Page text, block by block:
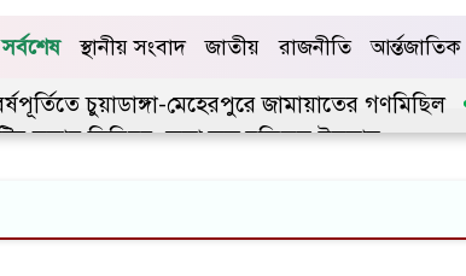
সর্বশেষ স্থানীয় সংবাদ জাতীয় রাজনীতি আর্ন্তজাতিক
চুয়াডাঙ্গা-মেহেরপুরে জামায়াতের গণমিছিল
সভায় সিনিয়র জেলা জজ রফিকুল ইসলাম